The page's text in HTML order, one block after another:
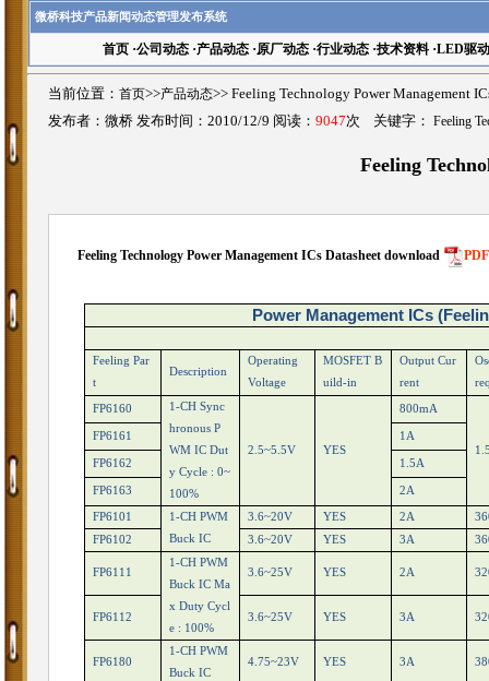
微桥科技产品新闻动态管理发布系统
首页·公司动态·产品动态·原厂动态·行业动态·技术资料·LED驱动
当前位置： 首页>>产品动态>> Feeling Technology Power Management
发布者：微桥 发布时间：2010/12/9 阅读： 9047次 关键字： Feeling
Feeling
Feeling Technology Power Management ICs Datasheet download
Power Management ICs
Feeling Par
t
Description
Operating
Voltage
MOSFET B
uild-in
Output Cur
rent
FP6160
1-CH Sync
hronous P
WM IC Dut
y Cycle : 0~
100%
2.5~5.5V YES
800mA
FP6161 1A
FP6162 1.5A
FP6163 2A
FP6101
1-CH PWM
Buck IC
3.6~20V YES 2A
FP6102
3.6~20V YES 3A
FP6111
1-CH PWM
Buck IC Ma
x Duty Cycl
e : 100%
3.6~25V YES 2A
FP6112 3.6~25V YES 3A
FP6180
1-CH PWM
Buck IC
4.75~23V YES 3A